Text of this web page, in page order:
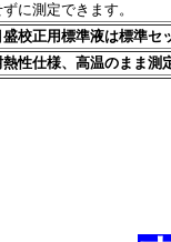
に測定できます。
盛校正用標準液は標準セ
熱性仕様、高温のまま測